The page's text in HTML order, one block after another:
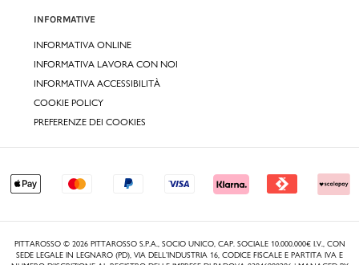
INFORMATIVE
INFORMATIVA ONLINE
INFORMATIVA LAVORA CON NOI
INFORMATIVA ACCESSIBILITÀ
COOKIE POLICY
PREFERENZE DEI COOKIES
PITTAROSSO © 2026 PITTAROSSO S.P.A., SOCIO UNICO, CAP. SOCIALE 10.000.000€ I.V., CON
SEDE LEGALE IN LEGNARO (PD), VIA DELL’INDUSTRIA 16, CODICE FISCALE E PARTITA IVA E